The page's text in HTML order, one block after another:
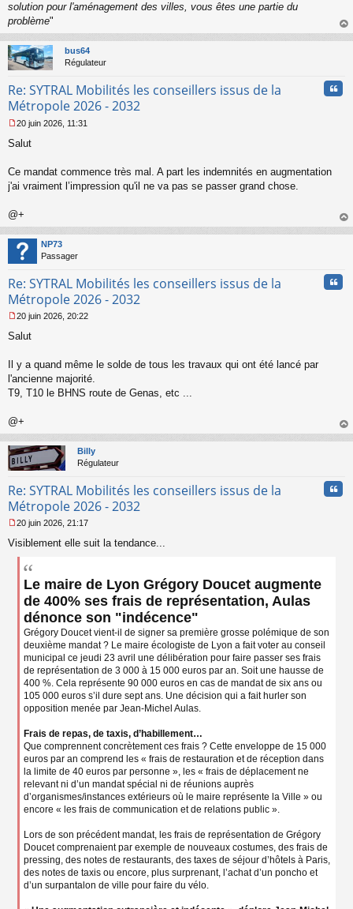
solution pour l'aménagement des villes, vous êtes une partie du
problème"
au
bus64
Régulateur
Re: SYTRAL Mobilités les conseillers issus de la
Métropole 2026 - 2032
e
g
n
o
n
l
u
20 juin 2026, 11:31
Salut
Ce mandat commence très mal. A part les indemnités en augmentation
j'ai vraiment l’impression qu'il ne va pas se passer grand chose.
@+
au
NP73
Passager
Re: SYTRAL Mobilités les conseillers issus de la
Métropole 2026 - 2032
e
a
g
e
o
l
u
20 juin 2026, 20:22
Salut
Il y a quand même le solde de tous les travaux qui ont été lancé par
l'ancienne majorité.
T9, T10 le BHNS route de Genas, etc ...
@+
au
Billy
Régulateur
Re: SYTRAL Mobilités les conseillers issus de la
Métropole 2026 - 2032
e
s
20 juin 2026, 21:17
Visiblement elle suit la tendance...
Le maire de Lyon Grégory Doucet augmente
de 400% ses frais de représentation, Aulas
dénonce son "indécence"
Grégory Doucet vient-il de signer sa première grosse polémique de son
deuxième mandat ? Le maire écologiste de Lyon a fait voter au conseil
municipal ce jeudi 23 avril une délibération pour faire passer ses frais
de représentation de 3 000 à 15 000 euros par an. Soit une hausse de
400 %. Cela représente 90 000 euros en cas de mandat de six ans ou
105 000 euros s’il dure sept ans. Une décision qui a fait hurler son
opposition menée par Jean-Michel Aulas.
Frais de repas, de taxis, d’habillement…
Que comprennent concrètement ces frais ? Cette enveloppe de 15 000
euros par an comprend les « frais de restauration et de réception dans
la limite de 40 euros par personne », les « frais de déplacement ne
relevant ni d’un mandat spécial ni de réunions auprès
d’organismes/instances extérieurs où le maire représente la Ville » ou
encore « les frais de communication et de relations public ».
Lors de son précédent mandat, les frais de représentation de Grégory
Doucet comprenaient par exemple de nouveaux costumes, des frais de
pressing, des notes de restaurants, des taxes de séjour d’hôtels à Paris,
des notes de taxis ou encore, plus surprenant, l’achat d’un poncho et
d’un surpantalon de ville pour faire du vélo.